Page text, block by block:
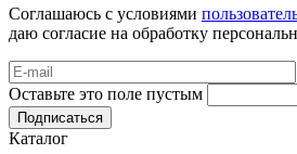
Соглашаюсь с условиями
даю согласие на обработку
Оставьте это поле пустым
Подписаться
Каталог